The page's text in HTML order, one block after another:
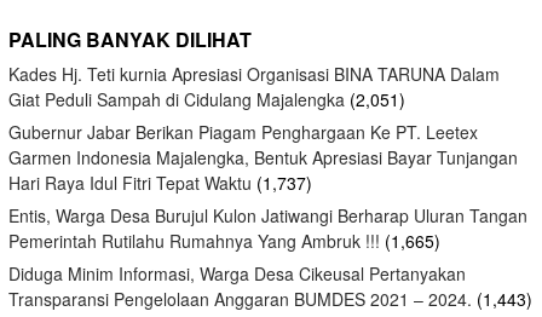
PALING BANYAK DILIHAT
Kades Hj. Teti kurnia Apresiasi Organisasi BINA TARUNA Dalam
Giat Peduli Sampah di Cidulang Majalengka (2,051)
Gubernur Jabar Berikan Piagam Penghargaan Ke PT. Leetex
Garmen Indonesia Majalengka, Bentuk Apresiasi Bayar Tunjangan
Hari Raya Idul Fitri Tepat Waktu (1,737)
Entis, Warga Desa Burujul Kulon Jatiwangi Berharap Uluran Tangan
Pemerintah Rutilahu Rumahnya Yang Ambruk !!! (1,665)
Diduga Minim Informasi, Warga Desa Cikeusal Pertanyakan
Transparansi Pengelolaan Anggaran BUMDES 2021 – 2024. (1,443)